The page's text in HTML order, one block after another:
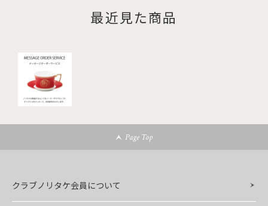
最近見た商品
Page Top
クラブノリタケ会員について